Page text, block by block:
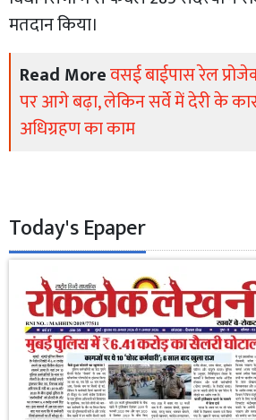
मतदान किया।
Read Moreवसई बाईपास रेल
पर आगे बढ़ा, लेकिन सर्वे में देरी के
अधिग्रहण का काम
Today's Epaper